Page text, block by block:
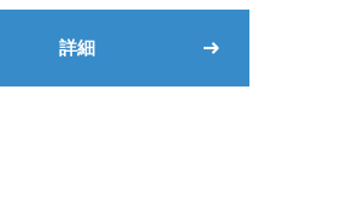
詳細